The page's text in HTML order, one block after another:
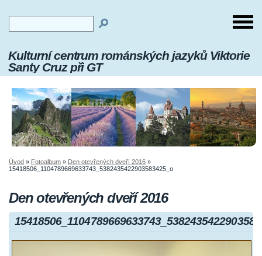
Kulturní centrum románských jazyků Viktorie
Santy Cruz při GT
Úvod » Fotoalbum » Den otevřených dveří 2016 »
15418506_1104789669633743_5382435422903583425_o
Den otevřených dveří 2016